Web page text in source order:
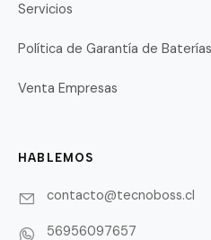
Servicios
Política de Garantía de
Venta Empresas
HABLEMOS
contacto@tecnoboss.cl
56956097657